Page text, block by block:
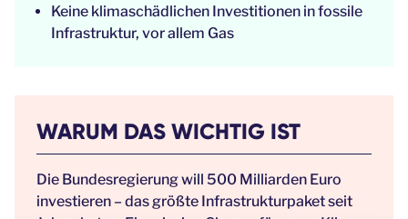
Keine klimaschädlichen Investitionen in fossile
Infrastruktur, vor allem Gas
WARUM DAS WICHTIG IST
Die Bundesregierung will 500 Milliarden Euro
investieren – das größte Infrastrukturpaket seit